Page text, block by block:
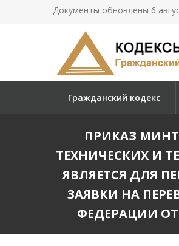
Документы обновлены 6
Гражданский кодекс
ПРИКАЗ
ТЕХНИЧЕСКИХ И
ЯВЛЯЕТСЯ ДЛЯ
ЗАЯВКИ НА
ФЕДЕРАЦИИ ОТ